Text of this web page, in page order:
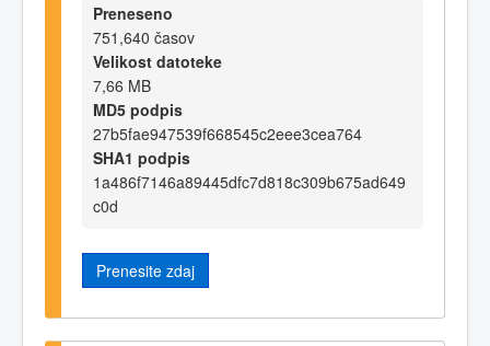
Preneseno
751,640 časov
Velikost datoteke
7,66 MB
MD5 podpis
27b5fae947539f668545c2eee3cea764
SHA1 podpis
1a486f7146a89445dfc7d818c309b675ad649
c0d
Prenesite zdaj